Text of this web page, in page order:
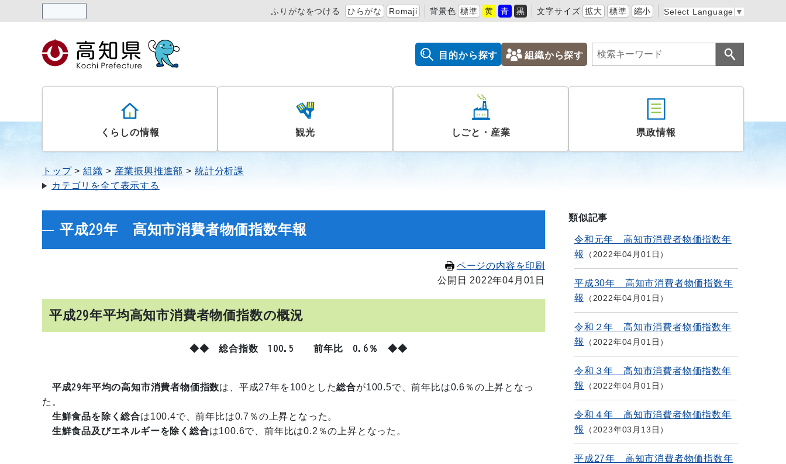
ふりがなをつける ひらがな Romaji 背景色 標準 黄 青 黒 文字サイズ 拡大 標準 縮小 Select Language ▼
目的から探す 組織から探す
くらしの情報 観光 しごと・産業 県政情報
トップ 組織 産業振興推進部
統計分析課
カテゴリを全て表示する
平成29年 高知市消費者物価指数年報
ページの内容を印刷
公開日 2022年04月01日
平成29年平均高知市消費者物価指数の概況
◆◆ 総合指数 100.5 前年比 0.6％ ◆◆
平成29年平均の高知市消費者物価指数は、平成27年を100とした総合が100.5で、前年比は0.6％の上昇となっ
た。
生鮮食品を除く総合は100.4で、前年比は0.7％の上昇となった。
生鮮食品及びエネルギーを除く総合は100.6で、前年比は0.2％の上昇となった。
類似記事
令和元年 高知市消費者物価指数年
報
2022年04月01日
平成30年 高知市消費者物価指数年
報
2022年04月01日
令和２年 高知市消費者物価指数年
報
2022年04月01日
令和３年 高知市消費者物価指数年
報
2022年04月01日
令和４年 高知市消費者物価指数年
報
2023年03月13日
平成27年 高知市消費者物価指数年